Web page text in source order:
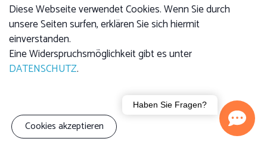
Diese Webseite verwendet Cookies. Wenn Sie durch
unsere Seiten surfen, erklären Sie sich hiermit
einverstanden.
Eine Widerspruchsmöglichkeit gibt es unter
DATENSCHUTZ.
Cookies akzeptieren
Haben Sie Fragen?